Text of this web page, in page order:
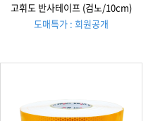
고휘도 반사테이프 (검노/10cm)
도매특가 : 회원공개